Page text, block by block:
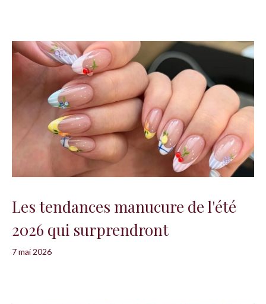
Les tendances manucure de l'été
2026 qui surprendront
7 mai 2026